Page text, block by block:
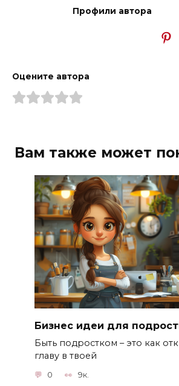
Профили автора
Оцените автора
Вам также может
Бизнес идеи для
Быть подростком – это как
главу в твоей
0 9к.